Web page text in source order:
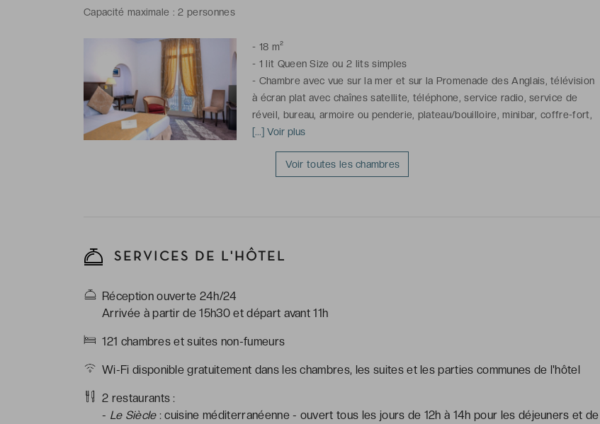
Capacité maximale : 2 personnes
- 18 m²
- 1 lit Queen Size ou 2 lits simples
- Chambre avec vue sur la mer et sur la Promenade des Anglais, télévision
à écran plat avec chaînes satellite, téléphone, service radio, service de
réveil, bureau, armoire ou penderie, plateau/bouilloire, minibar, coffre-fort,
climatisation (de mai à mi-octobre), chauffage (de novembre à mi-avril), Wi-
Salle de bains avec baignoire, toilettes, serviettes, sèche-cheveux,
* Certaines chambres ont un balcon, celui-ci ne peut être garanti lors de la
[...] Voir plus
Voir toutes les chambres
SERVICES DE L'HÔTEL
Réception ouverte 24h/24
Arrivée à partir de 15h30 et départ avant 11h
121 chambres et suites non-fumeurs
Wi-Fi disponible gratuitement dans les chambres, les suites et les parties communes de l'hôtel
2 restaurants :
- Le Siècle: cuisine méditerranéenne - ouvert tous les jours de 12h à 14h pour les déjeuners et de